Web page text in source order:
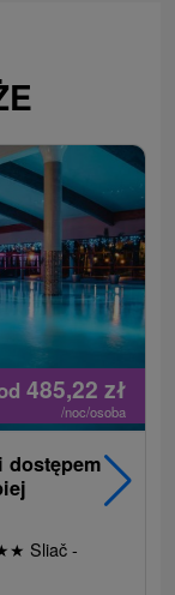
485,22 zł
/noc/osoba
dostępem
★ Sliač -